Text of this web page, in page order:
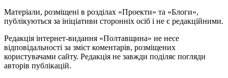
Матеріали, розміщені в розділах «Проекти» та «Блоги»,
публікуються за ініціативи сторонніх осіб і не є редакційними.
Редакція інтернет-видання «Полтавщина» не несе
відповідальності за зміст коментарів, розміщених
користувачами сайту. Редакція не завжди поділяє погляди
авторів публікацій.